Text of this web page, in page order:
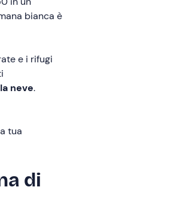
bianca è
e i rifugi
neve.
tua
di